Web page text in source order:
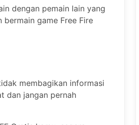
dengan pemain lain yang
bermain game Free Fire
membagikan informasi
dan jangan pernah